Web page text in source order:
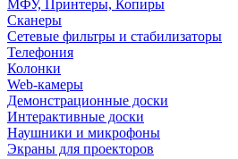
МФУ, Принтеры, Копиры
Сканеры
Сетевые фильтры и стабилизаторы
Телефония
Колонки
Web-камеры
Демонстрационные доски
Интерактивные доски
Наушники и микрофоны
Экраны для проекторов